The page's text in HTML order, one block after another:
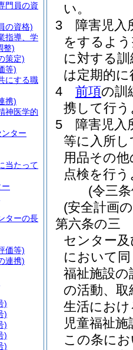
い。
3
障害児入
をするよ
に対する
は定期的
4
前項の訓
携して行
5
障害児入
等に入所
用品その
点検を行
(令三
(安全計画
第六条の三
センター
において
福祉施設の
の活動、
生活にお
児童福祉
この条に
門員の資
の資格)
指導、学
整)
策定)
等)
にする職
携)
神医学的
ター
当たって
ターの長
価等)
連携)
)
)
)
)
)